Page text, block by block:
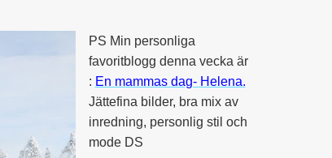
PS Min personliga
favoritblogg denna vecka är
: En mammas dag- Helena.
Jättefina bilder, bra mix av
inredning, personlig stil och
mode DS